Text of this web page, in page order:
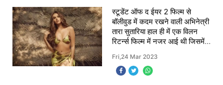
स्टूडेंट ऑफ द ईयर 2 फिल्म से
बॉलीवुड में कदम रखने वाली अभिनेत्री
तारा सुतारिया हाल ही में एक विलन
रिटर्न्स फिल्म में नजर आई थी जिसमें
हुए दिखे थे आपकी जानकारी के लिए
Fri,24 Mar 2023